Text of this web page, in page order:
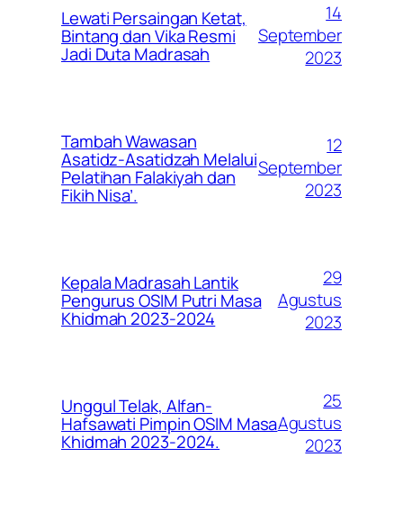
Lewati Persaingan Ketat,
Bintang dan Vika Resmi
Jadi Duta Madrasah
14
September
2023
Tambah Wawasan
Asatidz-Asatidzah Melalui
Pelatihan Falakiyah dan
Fikih Nisa’.
12
September
2023
Kepala Madrasah Lantik
Pengurus OSIM Putri Masa
Khidmah 2023-2024
29
Agustus
2023
Unggul Telak, Alfan-
Hafsawati Pimpin OSIM Masa
Khidmah 2023-2024.
25
Agustus
2023